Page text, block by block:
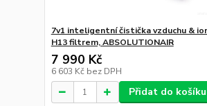
7v1 inteligentní čistička vzduchu &
H13 filtrem, ABSOLUTIONAIR
7 990 Kč
6 603 Kč bez DPH
Přidat do košíku